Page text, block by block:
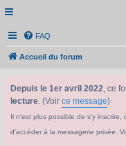
FAQ
Accueil du forum
Depuis le 1er avril 2022, ce
lecture. (Voir ce message)
Il n'est plus possible de s'y
d'accéder à la messagerie privée.